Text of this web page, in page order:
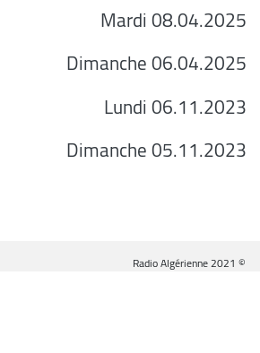
Mardi 08.04.2025
Dimanche 06.04.2025
Lundi 06.11.2023
Dimanche 05.11.2023
© Radio Algérienne 2021